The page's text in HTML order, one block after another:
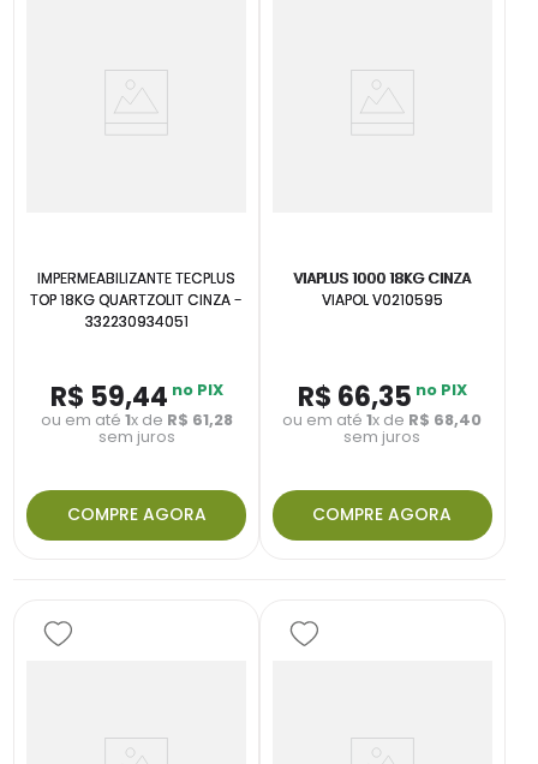
IMPERMEABILIZANTE TECPLUS
TOP 18KG QUARTZOLIT CINZA -
332230934051
R$ 59,44 no PIX
ou em até 1x de R$ 61,28
sem juros
COMPRE AGORA
VIAPLUS 1000 18KG CINZA
VIAPOL V0210595
R$ 66,35 no PIX
ou em até1x de R$ 68,40
sem juros
COMPRE AGORA